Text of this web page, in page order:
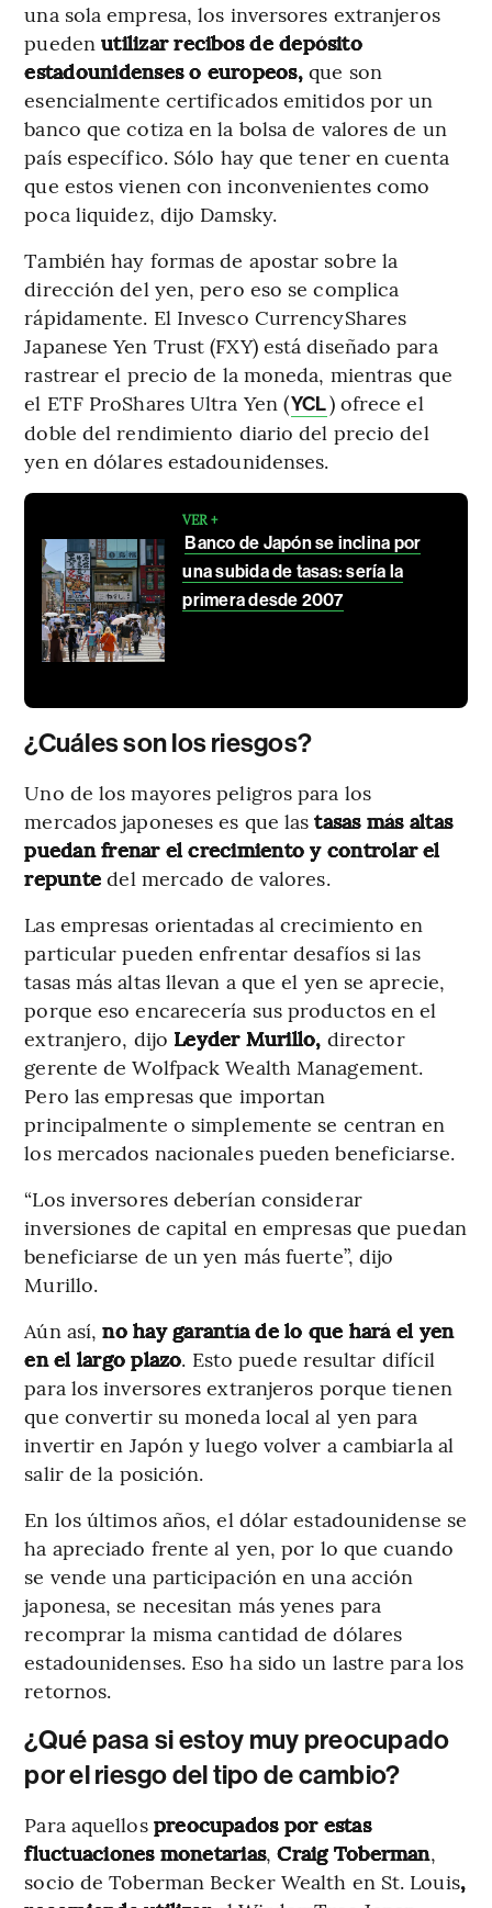
una sola empresa, los inversores extranjeros
pueden utilizar recibos de depósito
estadounidenses o europeos,que son
esencialmente certificados emitidos por un
banco que cotiza en la bolsa de valores de un
país específico. Sólo hay que tener en cuenta
que estos vienen con inconvenientes como
poca liquidez, dijo Damsky.
También hay formas de apostar sobre la
dirección del yen, pero eso se complica
rápidamente. El Invesco CurrencyShares
Japanese Yen Trust (FXY) está diseñado para
rastrear el precio de la moneda, mientras que
el ETF ProShares Ultra Yen (YCL) ofrece el
doble del rendimiento diario del precio del
yen en dólares estadounidenses.
VER +
Banco de Japón se inclina por
una subida de tasas: sería la
primera desde 2007
¿Cuáles son los riesgos?
Uno de los mayores peligros para los
mercados japoneses es que lastasas más altas
puedan frenar el crecimiento y controlar el
repuntedel mercado de valores.
Las empresas orientadas al crecimiento en
particular pueden enfrentar desafíos si las
tasas más altas llevan a que el yen se aprecie,
porque eso encarecería sus productos en el
extranjero, dijo Leyder Murillo, director
gerente de Wolfpack Wealth Management.
Pero las empresas que importan
principalmente o simplemente se centran en
los mercados nacionales pueden beneficiarse.
“Los inversores deberían considerar
inversiones de capital en empresas que puedan
beneficiarse de un yen más fuerte”, dijo
Murillo.
Aún así, no hay garantía de lo que hará el yen
en el largo plazo. Esto puede resultar difícil
para los inversores extranjeros porque tienen
que convertir su moneda local al yen para
invertir en Japón y luego volver a cambiarla al
salir de la posición.
En los últimos años, el dólar estadounidense se
ha apreciado frente al yen, por lo que cuando
se vende una participación en una acción
japonesa, se necesitan más yenes para
recomprar la misma cantidad de dólares
estadounidenses. Eso ha sido un lastre para los
retornos.
¿Qué pasa si estoy muy preocupado
por el riesgo del tipo de cambio?
Para aquellos preocupados por estas
fluctuaciones monetarias,Craig Toberman,
socio de Toberman Becker Wealth en St. Louis,